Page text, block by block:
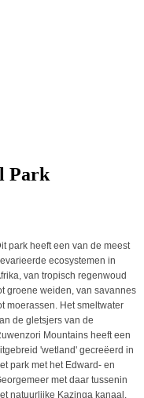
Park
park heeft een van de meest
ecosystemen in
van tropisch regenwoud
groene weiden, van savannes
moerassen. Het smeltwater
de gletsjers van de
Mountains heeft een
'wetland' gecreëerd in
park met het Edward- en
met daar tussenin
natuurlijke Kazinga kanaal.